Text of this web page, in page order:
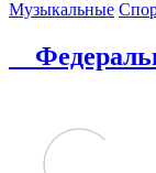
Музыкальные